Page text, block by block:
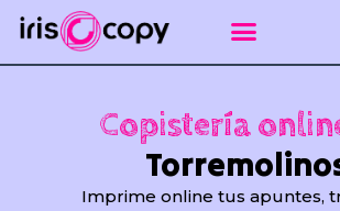
contenido
Copistería
Imprime online tus apuntes,